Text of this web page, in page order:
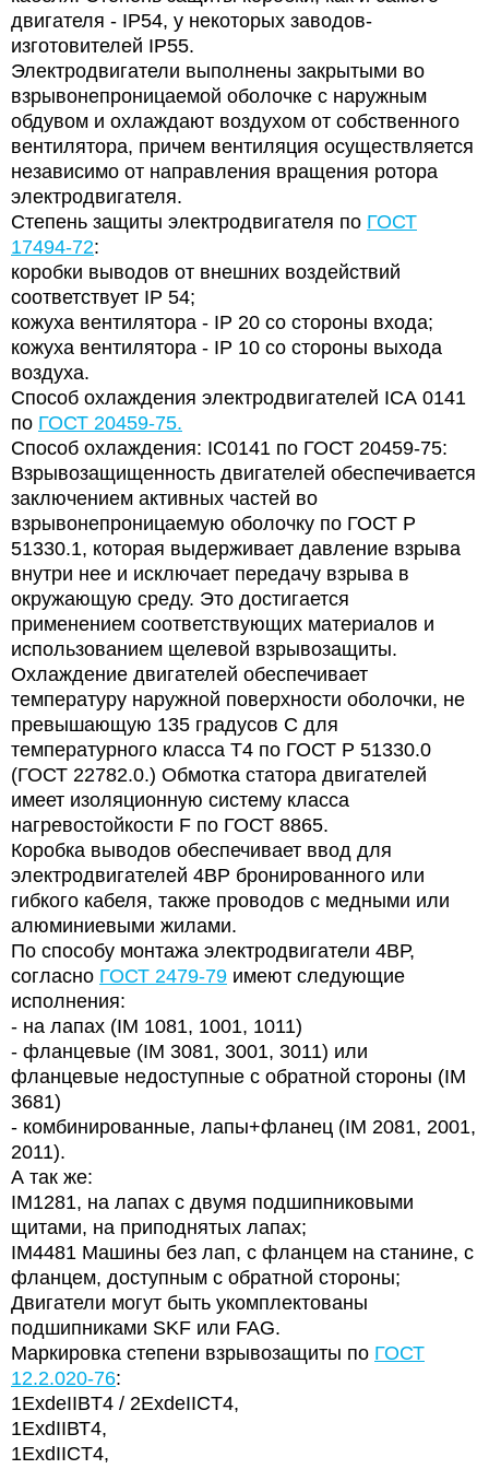
двигателя - IP54, у некоторых заводов-
изготовителей IP55.
Электродвигатели выполнены закрытыми во
взрывонепроницаемой оболочке с наружным
обдувом и охлаждают воздухом от собственного
вентилятора, причем вентиляция осуществляется
независимо от направления вращения ротора
электродвигателя.
Степень защиты электродвигателя по ГОСТ
17494-72:
коробки выводов от внешних воздействий
соответствует IР 54;
кожуха вентилятора - IР 20 со стороны входа;
кожуха вентилятора - IP 10 со стороны выхода
воздуха.
Способ охлаждения электродвигателей IСА 0141
по ГОСТ 20459-75.
Способ охлаждения: IC0141 по ГОСТ 20459-75:
Взрывозащищенность двигателей обеспечивается
заключением активных частей во
взрывонепроницаемую оболочку по ГОСТ Р
51330.1, которая выдерживает давление взрыва
внутри нее и исключает передачу взрыва в
окружающую среду. Это достигается
применением соответствующих материалов и
использованием щелевой взрывозащиты.
Охлаждение двигателей обеспечивает
температуру наружной поверхности оболочки, не
превышающую 135 градусов С для
температурного класса Т4 по ГОСТ Р 51330.0
(ГОСТ 22782.0.) Обмотка статора двигателей
имеет изоляционную систему класса
нагревостойкости F по ГОСТ 8865.
Коробка выводов обеспечивает ввод для
электродвигателей 4ВР бронированного или
гибкого кабеля, также проводов с медными или
алюминиевыми жилами.
По способу монтажа электродвигатели 4ВР,
согласно ГОСТ 2479-79 имеют следующие
исполнения:
- на лапах (IM 1081, 1001, 1011)
- фланцевые (IM 3081, 3001, 3011) или
фланцевые недоступные с обратной стороны (IM
3681)
- комбинированные, лапы+фланец (IM 2081, 2001,
2011).
А так же:
IM1281, на лапах с двумя подшипниковыми
щитами, на приподнятых лапах;
IM4481 Машины без лап, с фланцем на станине, с
фланцем, доступным с обратной стороны;
Двигатели могут быть укомплектованы
подшипниками SKF или FAG.
Маркировка степени взрывозащиты по ГОСТ
12.2.020-76:
1ExdeIIBT4 / 2ExdeIICT4,
1ExdIIВТ4,
1ExdIICT4,